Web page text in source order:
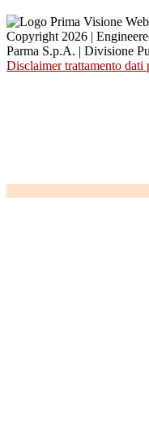
Copyright 2026 |
Parma S.p.A. | Divisione
Disclaimer trattamento dati